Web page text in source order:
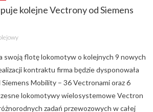
kolejne Vectrony od Siemens
swoją flotę lokomotyw o kolejnych 9 nowych
kontraktu firma będzie dysponowała
Mobility – 36 Vectronami oraz 6
lokomotywy wielosystemowe Vectron
zadań przewozowych w całej